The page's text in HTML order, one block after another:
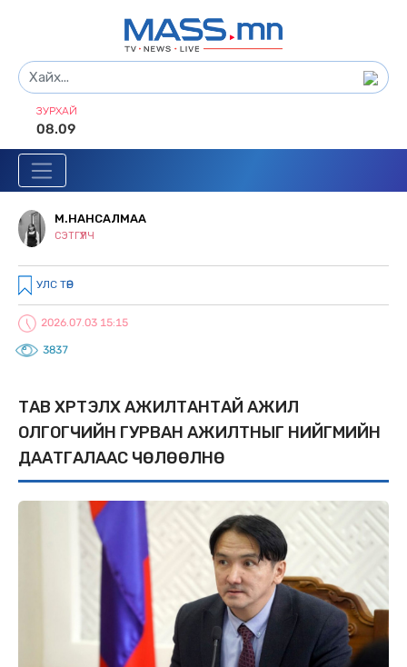
ЗУРХАЙ
08.09
М.НАНСАЛМАА
СЭТГҮҮЛЧ
УЛС ТӨР
2026.07.03 15:15
3837
ТАВ ХҮРТЭЛХ АЖИЛТАНТАЙ АЖИЛ
ОЛГОГЧИЙН ГУРВАН АЖИЛТНЫГ НИЙГМИЙН
ДААТГАЛААС ЧӨЛӨӨЛНӨ